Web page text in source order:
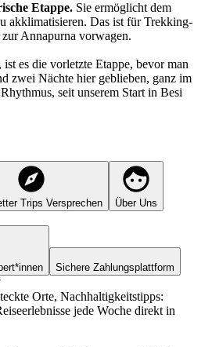
Etappe. Sie ermöglicht dem
akklimatisieren. Das ist für Trekking-
Annapurna vorwagen.
es die vorletzte Etappe, bevor man
zwei Nächte hier geblieben, ganz im
seit unserem Start in Besi
Trips Versprechen Über Uns
Sichere Zahlungsplattform
Orte, Nachhaltigkeitstipps:
jede Woche direkt in